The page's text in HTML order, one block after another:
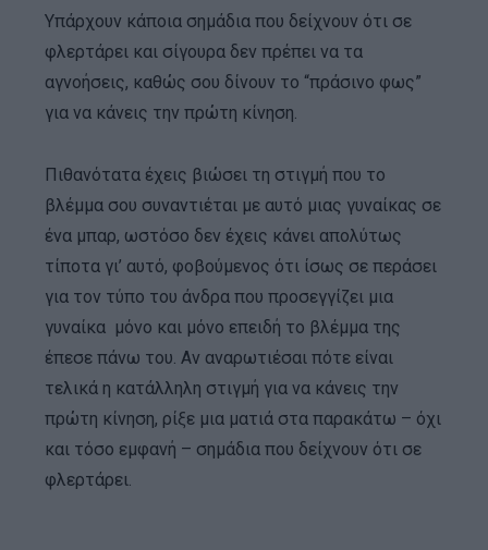
Υπάρχουν κάποια σημάδια που δείχνουν ότι σε
φλερτάρει και σίγουρα δεν πρέπει να τα
αγνοήσεις, καθώς σου δίνουν το “πράσινο φως”
για να κάνεις την πρώτη κίνηση.
Πιθανότατα έχεις βιώσει τη στιγμή που το
βλέμμα σου συναντιέται με αυτό μιας γυναίκας σε
ένα μπαρ, ωστόσο δεν έχεις κάνει απολύτως
τίποτα γι’ αυτό, φοβούμενος ότι ίσως σε περάσει
για τον τύπο του άνδρα που προσεγγίζει μια
γυναίκα μόνο και μόνο επειδή το βλέμμα της
έπεσε πάνω του. Αν αναρωτιέσαι πότε είναι
τελικά η κατάλληλη στιγμή για να κάνεις την
πρώτη κίνηση, ρίξε μια ματιά στα παρακάτω – όχι
και τόσο εμφανή – σημάδια που δείχνουν ότι σε
φλερτάρει.